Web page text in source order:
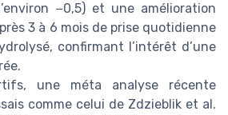
−0,5) et une amélioration
3 à 6 mois de prise quotidienne
confirmant l’intérêt d’une
une méta analyse récente
comme celui de Zdzieblik et al.